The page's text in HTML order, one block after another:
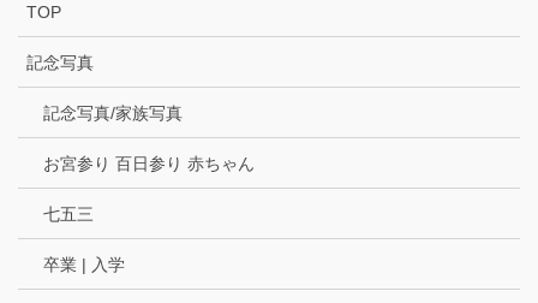
TOP
記念写真
記念写真/家族写真
お宮参り 百日参り 赤ちゃん
七五三
卒業 | 入学